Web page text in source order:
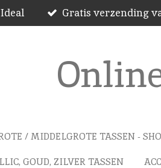
Gratis verzending
/ MIDDELGROTE TASSEN -
GOUD, ZILVER TASSEN